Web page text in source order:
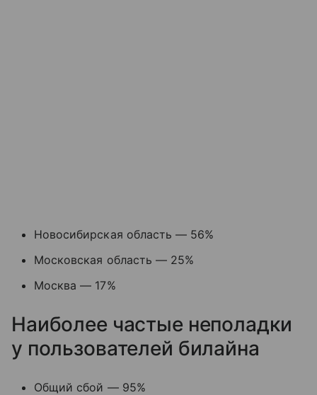
Новосибирская область — 56%
Московская область — 25%
Москва — 17%
Наиболее частые неполадки
у пользователей билайна
Общий сбой — 95%